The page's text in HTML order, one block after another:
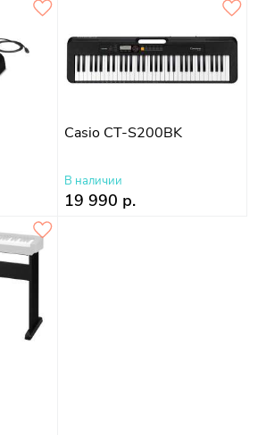
Casio CT-S200BK
В наличии
19 990 р.